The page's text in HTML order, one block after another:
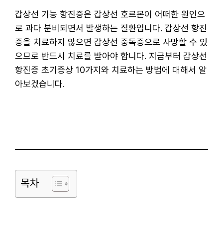
갑상선 기능 항진증은 갑상선 호르몬이 어떠한 원인으
로 과다 분비되면서 발생하는 질환입니다. 갑상선 항진
증을 치료하지 않으면 갑상선 중독증으로 사망할 수 있
으므로 반드시 치료를 받아야 합니다. 지금부터 갑상선
항진증 초기증상 10가지와 치료하는 방법에 대해서 알
아보겠습니다.
목차